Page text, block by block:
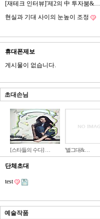
[재테크 인터뷰]'제2의 中 투자붐&…
현실과 기대 사이의 눈높이 조정
휴대폰제보
게시물이 없습니다.
초대손님
[스타들의 수다] … '별그대&…
단체초대
test
예술작품